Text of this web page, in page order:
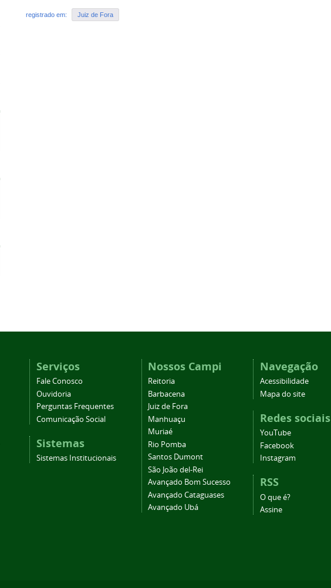
registrado em: Juiz de Fora
Serviços
Fale Conosco
Ouvidoria
Perguntas Frequentes
Comunicação Social
Sistemas
Sistemas Institucionais
Nossos Campi
Reitoria
Barbacena
Juiz de Fora
Manhuaçu
Muriaé
Rio Pomba
Santos Dumont
São João del-Rei
Avançado Bom Sucesso
Avançado Cataguases
Avançado Ubá
Navegação
Acessibilidade
Mapa do site
Redes sociais
YouTube
Facebook
Instagram
RSS
O que é?
Assine